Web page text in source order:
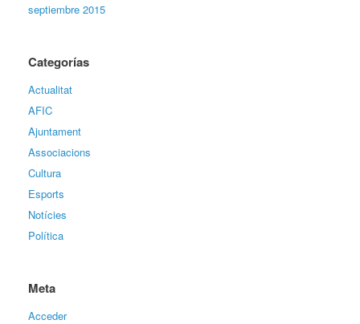
septiembre 2015
Categorías
Actualitat
AFIC
Ajuntament
Associacions
Cultura
Esports
Notícies
Política
Meta
Acceder